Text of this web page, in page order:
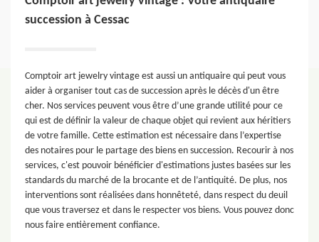
succession à Cessac
Comptoir art jewelry vintage est aussi un antiquaire qui peut vous
aider à organiser tout cas de succession après le décès d'un être
cher. Nos services peuvent vous être d’une grande utilité pour ce
qui est de définir la valeur de chaque objet qui revient aux héritiers
de votre famille. Cette estimation est nécessaire dans l’expertise
des notaires pour le partage des biens en succession. Recourir à nos
services, c'est pouvoir bénéficier d'estimations justes basées sur les
standards du marché de la brocante et de l’antiquité. De plus, nos
interventions sont réalisées dans honnêteté, dans respect du deuil
que vous traversez et dans le respecter vos biens. Vous pouvez donc
nous faire entièrement confiance.